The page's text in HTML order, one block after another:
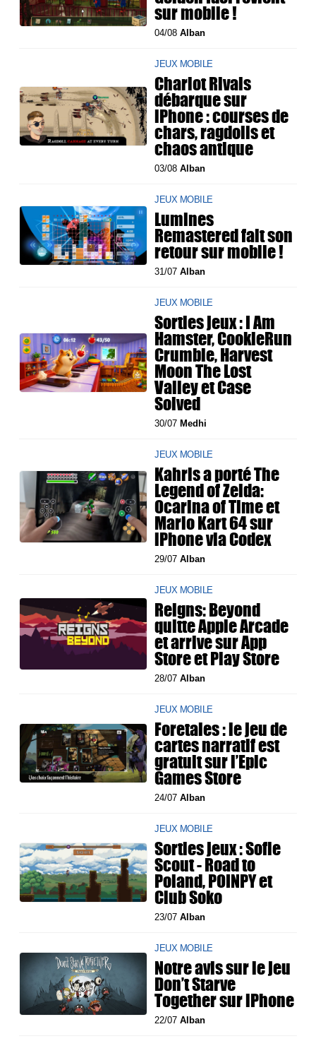
sur mobile !
04/08Alban
JEUX MOBILE
Chariot Rivals
débarque sur
iPhone : courses de
chars, ragdolls et
chaos antique
03/08Alban
JEUX MOBILE
Lumines
Remastered fait son
retour sur mobile !
31/07Alban
JEUX MOBILE
Sorties jeux : I Am
Hamster, CookieRun
Crumble, Harvest
Moon The Lost
Valley et Case
Solved
30/07Medhi
JEUX MOBILE
Kahris a porté The
Legend of Zelda:
Ocarina of Time et
Mario Kart 64 sur
iPhone via Codex
29/07Alban
JEUX MOBILE
Reigns: Beyond
quitte Apple Arcade
et arrive sur App
Store et Play Store
28/07Alban
JEUX MOBILE
Foretales : le jeu de
cartes narratif est
gratuit sur l’Epic
Games Store
24/07Alban
JEUX MOBILE
Sorties jeux : Sofie
Scout - Road to
Poland, POINPY et
Club Soko
23/07Alban
JEUX MOBILE
Notre avis sur le jeu
Don’t Starve
Together sur iPhone
22/07Alban